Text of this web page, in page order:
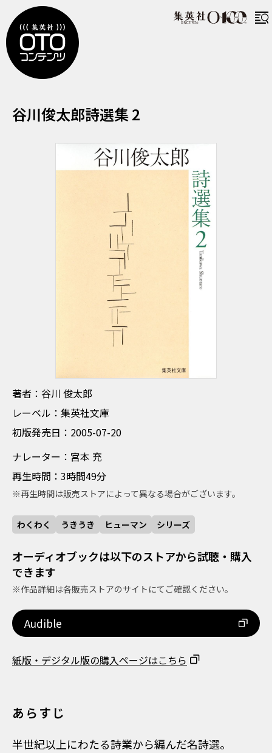
たにかわしゅんたろう しせんしゅう に
谷川俊太郎詩選集 2
ちょしゃ たにかわ しゅんたろう
著者：谷川 俊太郎
れーべる 集英社文庫
レーベル：集英社文庫
しょはんはつばいび 2005-07-20
初版発売日：2005-07-20
なれーたー みやもと みつる
ナレーター：宮本 充
さいせいじかん 3時間49分
再生時間：3時間49分
※再生時間は販売ストアによって異なる場合がございます。
わくわく うきうき ヒューマン シリーズ
オーディオブックは以下のストアから試聴・購入
できます
※作品詳細は各販売ストアのサイトにてご確認ください。
Audible
紙版・デジタル版の購入ページはこちら
あらすじ
半世紀以上にわたる詩業から編んだ名詩選。